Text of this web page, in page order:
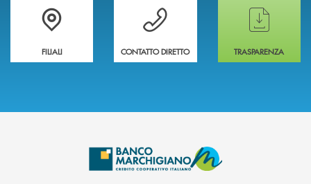
Trova la filiale più vicina a te
FILIALI
Hai bisogno di assistenza immediata ?
CONTATTO DIRETTO
Hai bisogno di
TRASPARENZA